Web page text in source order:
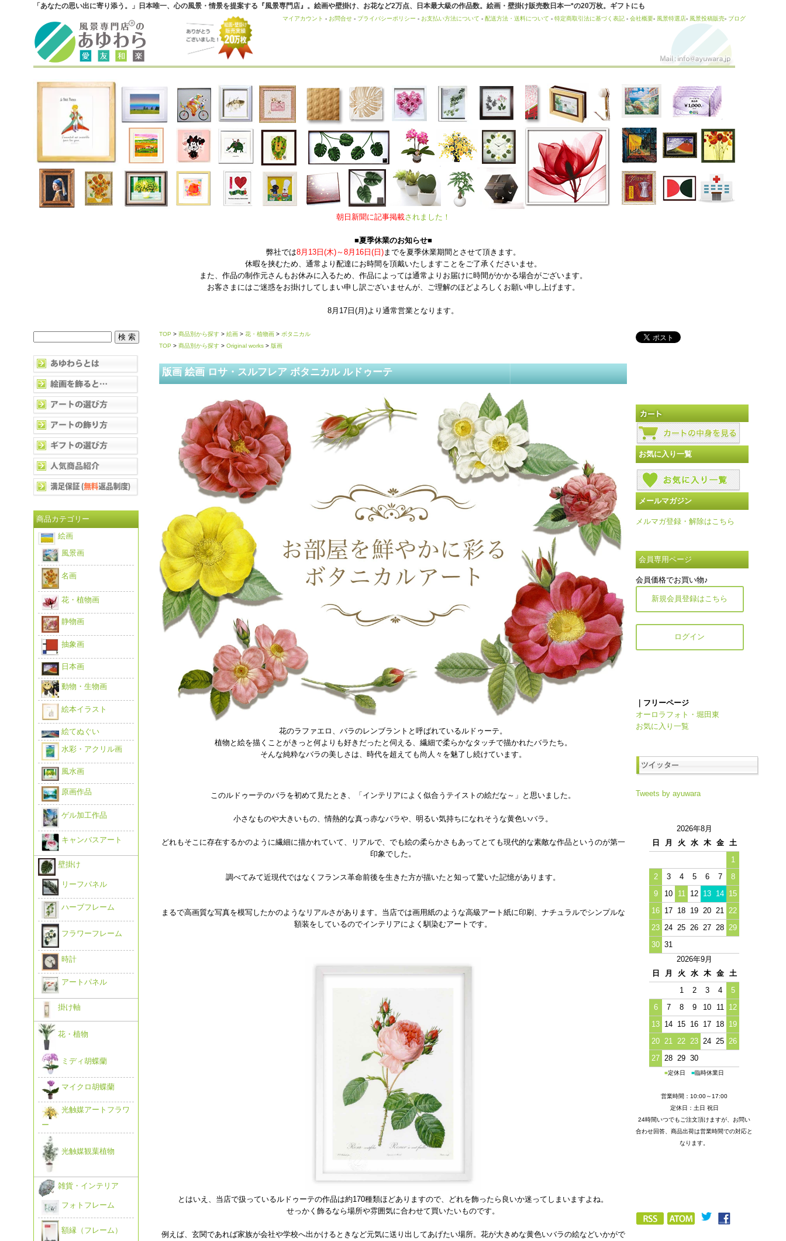
「あなたの思い出に寄り添う。」日本唯一、心の風景・情景を提案する『風景専門店』。絵画や壁掛け、お花など2万点、日本最大級の作品数。絵画・壁掛け販売数日本一*の20万枚。ギフトにも
マイアカウント - お問合せ - プライバシーポリシー - お支払い方法について - 配送方法・送料について - 特定商取引法に基づく表記 - 会社概要- 風景特選店- 風景投稿販売- ブログ
朝日新聞に記事掲載されました！
■夏季休業のお知らせ■
弊社では8月13日(木)～8月16日(日)までを夏季休業期間とさせて頂きます。
休暇を挟むため、通常より配達にお時間を頂戴いたしますことをご了承くださいませ。
また、作品の制作元さんもお休みに入るため、作品によっては通常よりお届けに時間がかかる場合がございます。
お客さまにはご迷惑をお掛けしてしまい申し訳ございませんが、ご理解のほどよろしくお願い申し上げます。
8月17日(月)より通常営業となります。
TOP > 商品別から探す > 絵画 > 花・植物画 > ボタニカル
TOP > 商品別から探す > Original works > 版画
版画 絵画 ロサ・スルフレア ボタニカル ルドゥーテ
花のラファエロ、バラのレンブラントと呼ばれているルドゥーテ。
植物と絵を描くことがきっと何よりも好きだったと伺える、繊細で柔らかなタッチで描かれたバラたち。
そんな純粋なバラの美しさは、時代を超えても尚人々を魅了し続けています。
このルドゥーテのバラを初めて見たとき、「インテリアによく似合うテイストの絵だな～」と思いました。
小さなものや大きいもの、情熱的な真っ赤なバラや、明るい気持ちになれそうな黄色いバラ。
どれもそこに存在するかのように繊細に描かれていて、リアルで、でも絵の柔らかさもあってとても現代的な素敵な作品というのが第一
印象でした。
調べてみて近現代ではなくフランス革命前後を生きた方が描いたと知って驚いた記憶があります。
まるで高画質な写真を模写したかのようなリアルさがあります。当店では画用紙のような高級アート紙に印刷、ナチュラルでシンプルな
額装をしているのでインテリアによく馴染むアートです。
とはいえ、当店で扱っているルドゥーテの作品は約170種類ほどありますので、どれを飾ったら良いか迷ってしまいますよね。
せっかく飾るなら場所や雰囲気に合わせて買いたいものです。
例えば、玄関であれば家族が会社や学校へ出かけるときなど元気に送り出してあげたい場所。花が大きめな黄色いバラの絵などいかがで
商品カテゴリー
絵画
風景画
名画
花・植物画
静物画
抽象画
日本画
動物・生物画
絵本イラスト
絵てぬぐい
水彩・アクリル画
風水画
原画作品
ゲル加工作品
キャンバスアート
壁掛け
リーフパネル
ハーブフレーム
フラワーフレーム
時計
アートパネル
掛け軸
花・植物
ミディ胡蝶蘭
マイクロ胡蝶蘭
光触媒アートフラワ
ー
光触媒観葉植物
雑貨・インテリア
フォトフレーム
額縁（フレーム）
お気に入り一覧
メールマガジン
メルマガ登録・解除はこちら
会員専用ページ
会員価格でお買い物♪
新規会員登録はこちら
ログイン
｜フリーページ
オーロラフォト・堀田東
お気に入り一覧
Tweets by ayuwara
2026年8月
日
月 火 水 木 金
土
1
2
3 4 5 6 7
8
9
10 11 12 13 14 15
16 17 18 19 20 21
22
23 24 25 26 27 28 29
30 31
2026年9月
日
月 火 水 木 金
土
1
2 3 4
5
6
7 8 9 10 11
12
13 14 15 16 17 18 19
20 21 22 23 24 25 26
27 28 29 30
■定休日 ■臨時休業日
営業時間：10:00～17:00
定休日：土日 祝日
24時間いつでもご注文頂けますが、お問い
合わせ回答、商品出荷は営業時間での対応と
なります。